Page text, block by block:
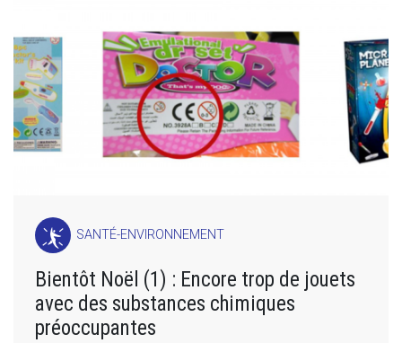
SANTÉ-ENVIRONNEMENT
Bientôt Noël (1) : Encore trop de jouets
avec des substances chimiques
préoccupantes